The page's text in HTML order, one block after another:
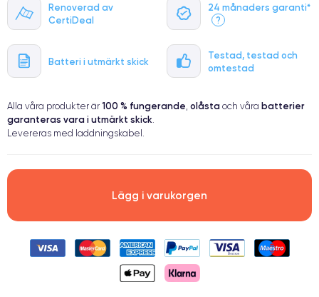
Renoverad av
CertiDeal
24 månaders garanti*
?
Batteri i utmärkt skick
Testad, testad och
omtestad
Alla våra produkter är 100 % fungerande, olåsta och våra batterier
garanteras vara i utmärkt skick.
Levereras med laddningskabel.
Lägg i varukorgen